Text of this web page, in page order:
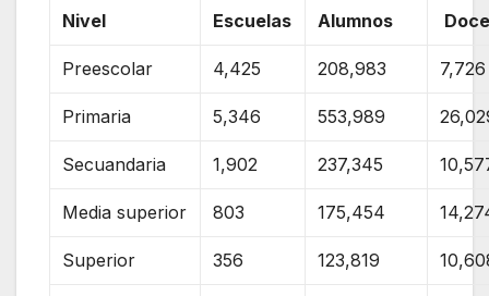
Nivel Escuelas Alumnos
Preescolar 4,425 208,983 7,726
Primaria 5,346 553,989
Secuandaria 1,902 237,345
Media superior 803 175,454
Superior 356 123,819